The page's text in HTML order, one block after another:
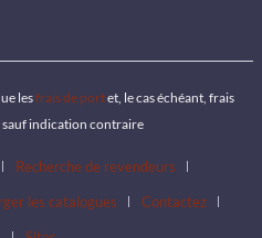
lesfrais de portet, le cas échéant, frais
indication contraire
Recherche de revendeurs
les catalogues
Contactez